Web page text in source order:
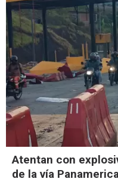
Atentan con
de la vía